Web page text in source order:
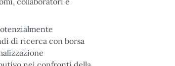
di ricerca con borsa